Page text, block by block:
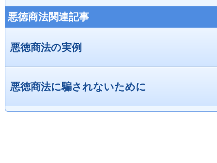
悪徳商法関連記事
悪徳商法の実例
悪徳商法に騙されないために